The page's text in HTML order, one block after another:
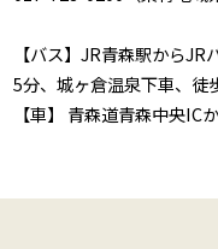
【バス】JR青森駅から
5分、城ヶ倉温泉下車、徒
【車】 青森道青森中央IC